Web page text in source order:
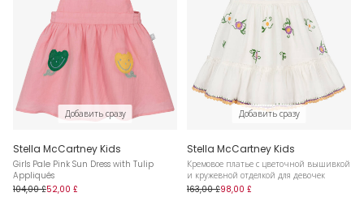
Добавить сразу
Stella McCartney Kids
Girls Pale Pink Sun Dress with Tulip
Appliqués
104,00 £52,00 £
Добавить сразу
Stella McCartney Kids
Кремовое платье с цветочной вышивкой
и кружевной отделкой для девочек
163,00 £98,00 £